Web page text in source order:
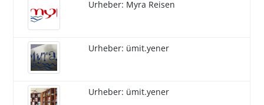
Urheber: Myra Reisen
Urheber: ümit.yener
Urheber: ümit.yener